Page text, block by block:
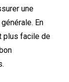
une
En
plus facile de